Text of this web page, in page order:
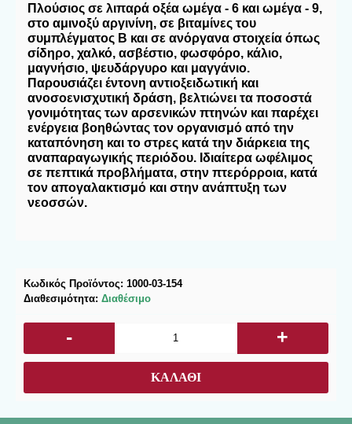
Πλούσιος σε λιπαρά οξέα ωμέγα - 6 και ωμέγα - 9,
στο αμινοξύ αργινίνη, σε βιταμίνες του
συμπλέγματος Β και σε ανόργανα στοιχεία όπως
σίδηρο, χαλκό, ασβέστιο, φωσφόρο, κάλιο,
μαγνήσιο, ψευδάργυρο και μαγγάνιο.
Παρουσιάζει έντονη αντιοξειδωτική και
ανοσοενισχυτική δράση, βελτιώνει τα ποσοστά
γονιμότητας των αρσενικών πτηνών και παρέχει
ενέργεια βοηθώντας τον οργανισμό από την
καταπόνηση και το στρες κατά την διάρκεια της
αναπαραγωγικής περιόδου. Ιδιαίτερα ωφέλιμος
σε πεπτικά προβλήματα, στην πτερόρροια, κατά
τον απογαλακτισμό και στην ανάπτυξη των
νεοσσών.
Κωδικός Προϊόντος: 1000-03-154
Διαθεσιμότητα: Διαθέσιμο
- +
ΚΑΛΆΘΙ